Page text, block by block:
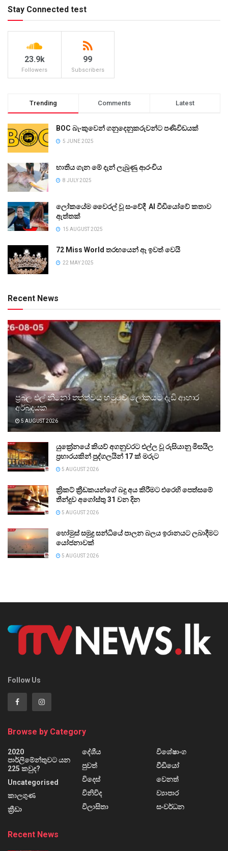
Stay Connected test
23.9k
Followers
99
Subscribers
Trending Comments Latest
BOC බැංකුවෙන් ගනුදෙනුකරුවන්ට පණිවිඩයක්
5 JUNE 2025
භාතිය ගැන මේ දැන් ලැබුණු ආරංචිය
8 JULY 2025
ලෝකයේම වෛරල් වූ සංවේදී AI වීඩියෝවේ කතාව
ඇත්තක්
15 AUGUST 2025
72 Miss World තරඟයෙන් ඈ ඉවත් වෙයි
22 MAY 2025
Recent News
ප්‍රබල එල් නීනෝ තත්ත්වය හමුවේ ලෝකයට දැඩි ආහාර
අර්බුදයක
5 AUGUST 2026
යුක්‍රේනයේ කියව් අගනුවරට එල්ල වූ රුසියානු මිසයිල
ප්‍රහාරයකින් පුද්ගලයින් 17 ක් මරුට
5 AUGUST 2026
ක්‍රිකට් ක්‍රීඩකයන්ගේ බදු අය කිරීමට එරෙහි පෙත්සමේ
තීන්දුව අගෝස්තු 31 වන දින
5 AUGUST 2026
හෝමුස් සමුද්‍ර සන්ධියේ පාලන බලය ඉරානයට ලබාදීමට
යෝජනාවක්
5 AUGUST 2026
Follow Us
Browse by Category
2020
පාර්ලිමේන්තුවට යන
225 කවුද?
Uncategorised
කාලගුණ
ක්‍රීඩා
දේශීය
පුවත්
විදෙස්
විනිවිද
විලාසිතා
විශේෂාංග
වීඩියෝ
වෙනත්
ව්‍යාපාර
සංවර්ධන
Recent News